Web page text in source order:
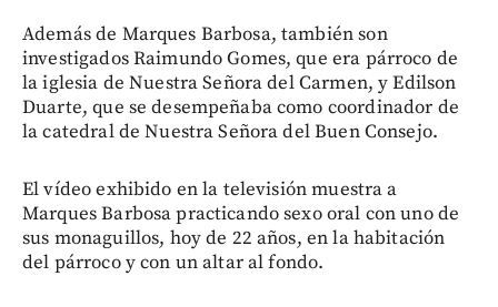
Además de Marques Barbosa, también son
investigados Raimundo Gomes, que era párroco de
la iglesia de Nuestra Señora del Carmen, y Edilson
Duarte, que se desempeñaba como coordinador de
la catedral de Nuestra Señora del Buen Consejo.
El vídeo exhibido en la televisión muestra a
Marques Barbosa practicando sexo oral con uno de
sus monaguillos, hoy de 22 años, en la habitación
del párroco y con un altar al fondo.